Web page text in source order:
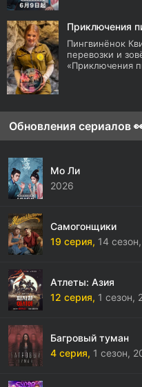
Приключения
Пингвинёнок
перевозки и
«Приключения
Обновления сериалов
Мо Ли
2026
Самогонщики
19 серия, 14 сезон,
Атлеты: Азия
12 серия, 1 сезон,
Багровый туман
4 серия, 1 сезон,